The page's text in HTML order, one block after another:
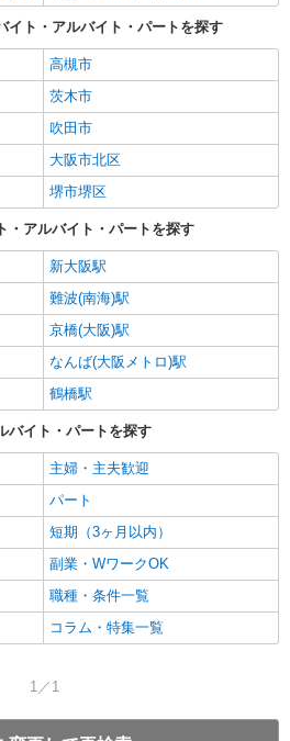
イト・アルバイト・パートを探す
高槻市
茨木市
吹田市
大阪市北区
堺市堺区
・アルバイト・パートを探す
新大阪駅
難波(南海)駅
京橋(大阪)駅
なんば(大阪メトロ)駅
鶴橋駅
バイト・パートを探す
主婦・主夫歓迎
パート
短期（3ヶ月以内）
副業・WワークOK
職種・条件一覧
コラム・特集一覧
1／1